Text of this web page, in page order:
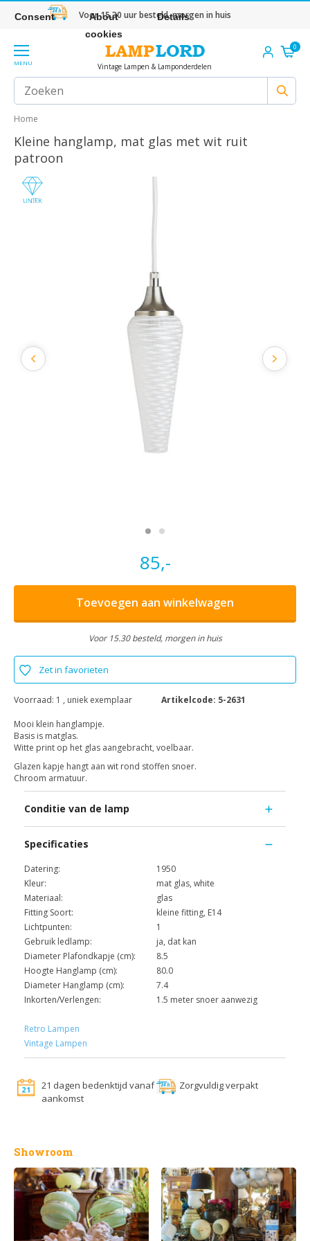
Voor 15.30 uur besteld, morgen in huis
MENU Vintage Lampen & Lamponderdelen
0
Home
Kleine hanglamp, mat glas met wit ruit
patroon
85,-
Toevoegen aan winkelwagen
Voor 15.30 besteld, morgen in huis
Zet in favorieten
Voorraad: 1 , uniek exemplaar Artikelcode: 5-2631
Mooi klein hanglampje.
Basis is matglas.
Witte print op het glas aangebracht, voelbaar.
Glazen kapje hangt aan wit rond stoffen snoer.
Chroom armatuur.
Conditie van de lamp
Specificaties
Datering:
1950
Kleur:
mat glas, white
Materiaal:
glas
Fitting Soort:
kleine fitting, E14
Lichtpunten:
1
Gebruik ledlamp:
ja, dat kan
Diameter Plafondkapje (cm):
8.5
Hoogte Hanglamp (cm):
80.0
Diameter Hanglamp (cm):
7.4
Inkorten/Verlengen:
1.5 meter snoer aanwezig
Retro Lampen
Vintage Lampen
21 dagen bedenktijd vanaf
aankomst
Zorgvuldig verpakt
Showroom
Consent
About
cookies
Details